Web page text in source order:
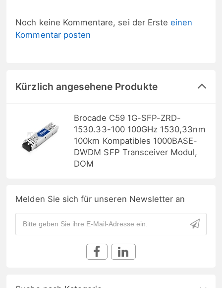
Noch keine Kommentare, sei der Ersteeinen
Kommentar posten
Kürzlich angesehene Produkte
Brocade C59 1G-SFP-ZRD-
1530.33-100 100GHz 1530,33nm
100km Kompatibles 1000BASE-
DWDM SFP Transceiver Modul,
DOM
Melden Sie sich für unseren Newsletter an